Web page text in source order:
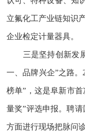
立氟化工产业链知识
企业检定计量器具。
三是坚持创新发展
一、品牌兴企”之路
榜单”，这是阜新市
量奖”评选申报。聘
方面进行现场把脉问